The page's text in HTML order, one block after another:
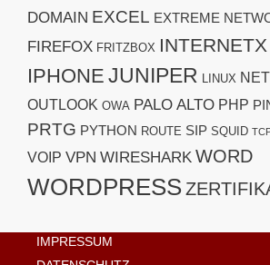
DOMAIN EXCEL EXTREME
FIREFOX FRITZBOX INTERNETX
IPHONE JUNIPER LINUX
OUTLOOK OWA PALO ALTO PHP
PRTG PYTHON ROUTE SIP SQUID
VOIP VPN WIRESHARK WORD
WORDPRESS
IMPRESSUM